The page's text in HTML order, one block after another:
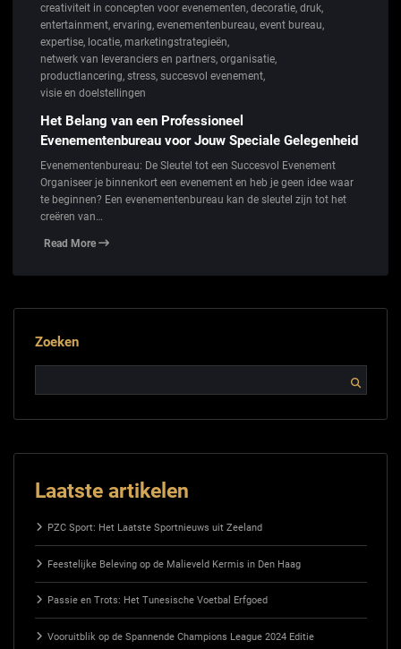
creativiteit in concepten voor evenementen, decoratie, druk,
entertainment, ervaring, evenementenbureau, event bureau,
expertise, locatie, marketingstrategieën,
netwerk van leveranciers en partners, organisatie,
productlancering, stress, succesvol evenement,
visie en doelstellingen
Het Belang van een Professioneel
Evenementenbureau voor Jouw Speciale Gelegenheid
Evenementenbureau: De Sleutel tot een Succesvol Evenement
Organiseer je binnenkort een evenement en heb je geen idee waar
te beginnen? Een evenementenbureau kan de sleutel zijn tot het
creëren van…
Read More
Zoeken
Laatste artikelen
PZC Sport: Het Laatste Sportnieuws uit Zeeland
Feestelijke Beleving op de Malieveld Kermis in Den Haag
Passie en Trots: Het Tunesische Voetbal Erfgoed
Vooruitblik op de Spannende Champions League 2024 Editie